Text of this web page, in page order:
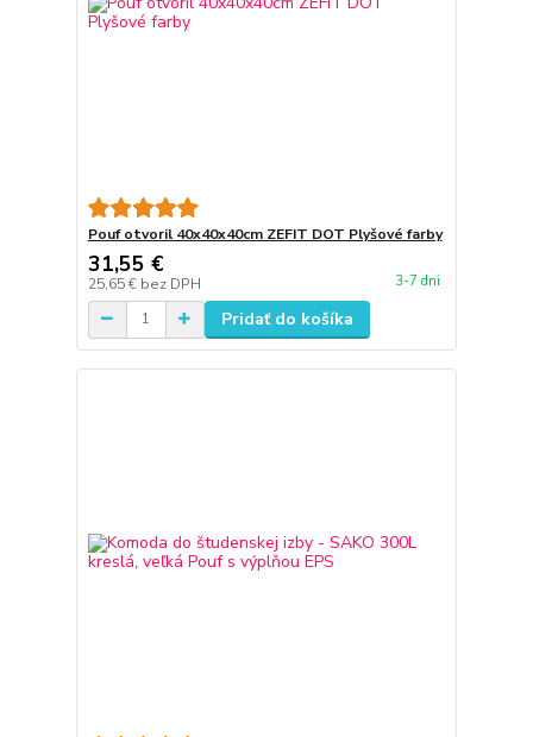
Pouf otvoril 40x40x40cm ZEFIT DOT Plyšové farby
31,55 €
25,65 € bez DPH 3-7 dni
Pridať do košíka